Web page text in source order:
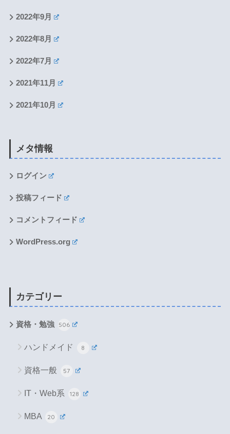
2022年9月
2022年8月
2022年7月
2021年11月
2021年10月
メタ情報
ログイン
投稿フィード
コメントフィード
WordPress.org
カテゴリー
資格・勉強 506
ハンドメイド 8
資格一般 57
IT・Web系 128
MBA 20